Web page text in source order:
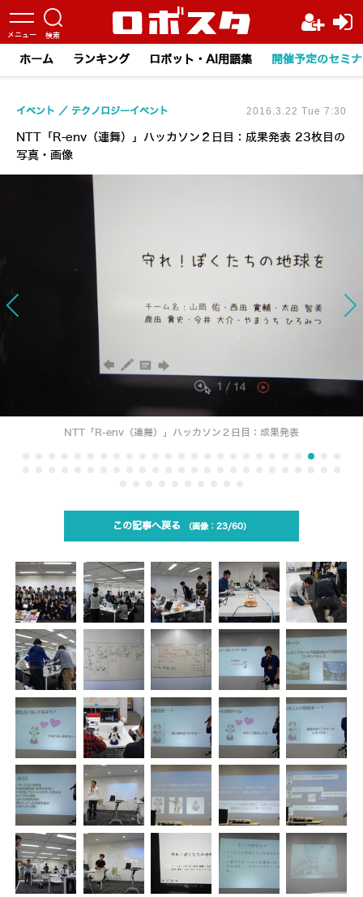
ホーム ランキング ロボット・AI用語集 開催予定のセミ
NTT「R-env（連舞）」ハッカソン２日目：成果発表 23枚目の
写真・画像
イベント テクノロジーイベント 2016.3.22 Tue 7:30
NTT「R-env（連舞）」ハッカソン２日目：成果発表
この記事へ戻る 23/60